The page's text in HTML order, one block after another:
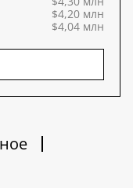
$4,20 млн
$4,04 млн